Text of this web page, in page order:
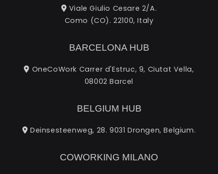
Viale Giulio Cesare 2/A.
Como (CO). 22100, Italy
BARCELONA HUB
OneCoWork Carrer d'Estruc, 9, Ciutat Vella,
08002 Barcel
BELGIUM HUB
Deinsesteenweg, 28. 9031 Drongen, Belgium.
COWORKING MILANO